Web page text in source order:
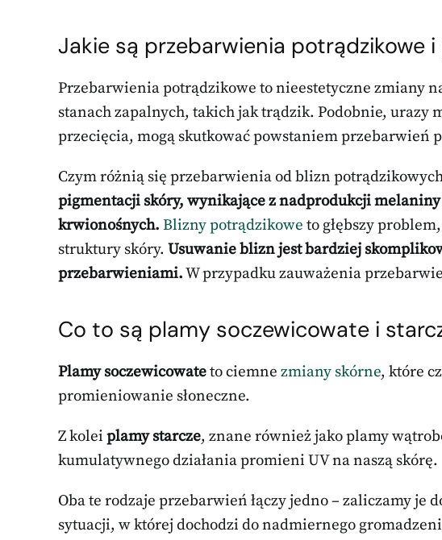
Jakie są przebarwienia potrądzikowe i
Przebarwienia potrądzikowe to nieestetyczne zmiany
stanach zapalnych, takich jak trądzik. Podobnie, urazy
przecięcia, mogą skutkować powstaniem przebarwień
Czym różnią się przebarwienia od blizn
pigmentacji skóry, wynikające z nadprodukcji
krwionośnych. Blizny potrądzikowe to głębszy
struktury skóry. Usuwanie blizn jest bardziej
przebarwieniami.W przypadku zauważenia
Co to są plamy soczewicowate i
Plamy soczewicowateto ciemne zmiany skórne, które
promieniowanie słoneczne.
Z kolei plamy starcze, znane również jako plamy
kumulatywnego działania promieni UV na naszą skórę.
Oba te rodzaje przebarwień łączy jedno – zaliczamy je
sytuacji, w której dochodzi do nadmiernego